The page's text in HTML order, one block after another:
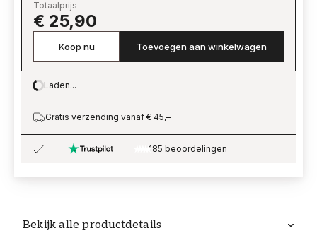
Bekijk alle productdetails
Totaalprijs
€ 25,90
Koop nu Toevoegen aan winkelwagen
Loading…
Laden...
Gratis verzending vanaf € 45,–
185 beoordelingen